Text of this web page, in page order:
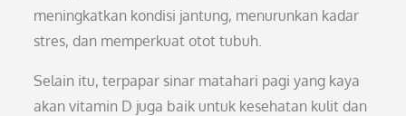
meningkatkan kondisi jantung, menurunkan kadar
stres, dan memperkuat otot tubuh.
Selain itu, terpapar sinar matahari pagi yang kaya
akan vitamin D juga baik untuk kesehatan kulit dan